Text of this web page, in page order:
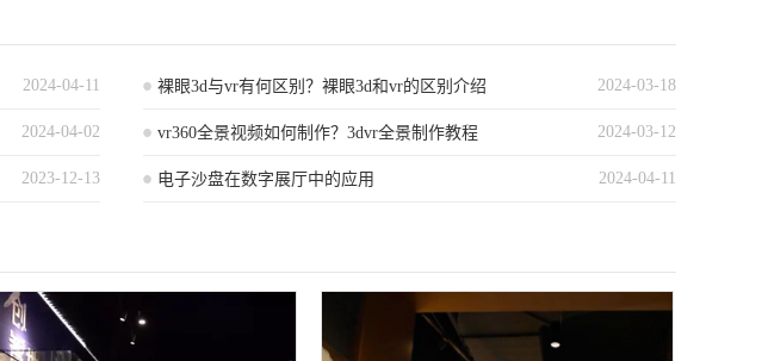
2024-04-11 2024-03-18
裸眼3d与vr有何区别？裸眼3d和vr的区别介绍
2024-04-02 2024-03-12
vr360全景视频如何制作？3dvr全景制作教程
2023-12-13 2024-04-11
电子沙盘在数字展厅中的应用